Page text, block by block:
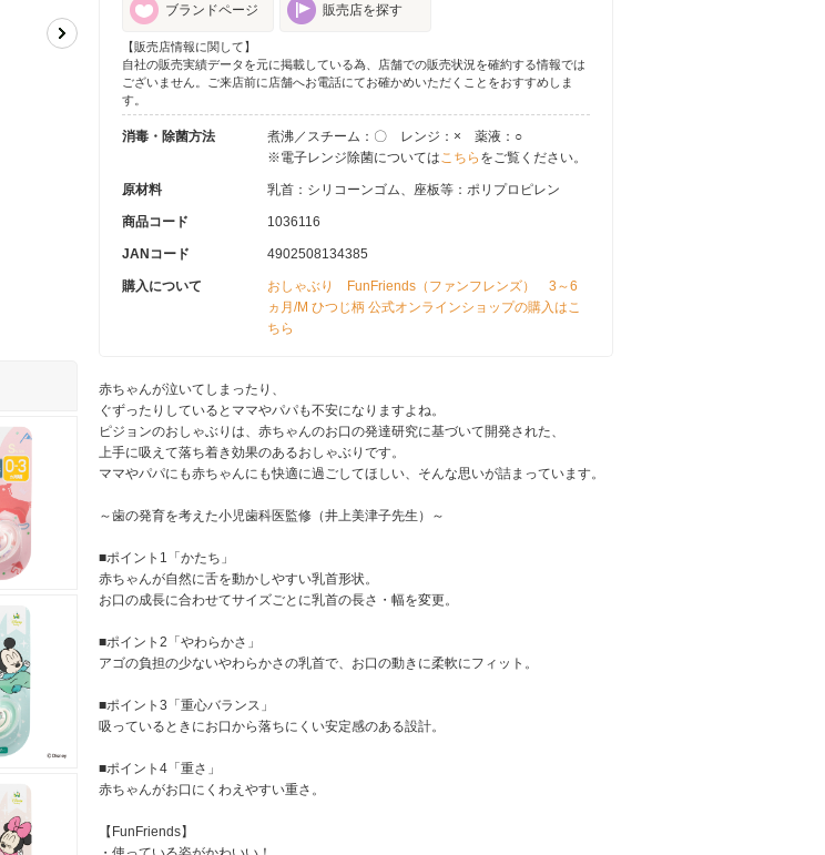
ブランドページ 販売店を探す
【販売店情報に関して】
自社の販売実績データを元に掲載している為、店舗での販売状況を確約する情報では
ございません。ご来店前に店舗へお電話にてお確かめいただくことをおすすめしま
す。
消毒・除菌方法
煮沸／スチーム：〇 レンジ：× 薬液：○
※電子レンジ除菌についてはこちら をご覧ください。
原材料 乳首：シリコーンゴム、座板等：ポリプロピレン
商品コード 1036116
JANコード 4902508134385
購入について
おしゃぶり FunFriends（ファンフレンズ） 3～6
ヵ月/M ひつじ柄 公式オンラインショップの購入はこ
ちら
赤ちゃんが泣いてしまったり、
ぐずったりしているとママやパパも不安になりますよね。
ピジョンのおしゃぶりは、赤ちゃんのお口の発達研究に基づいて開発された、
上手に吸えて落ち着き効果のあるおしゃぶりです。
ママやパパにも赤ちゃんにも快適に過ごしてほしい、そんな思いが詰まっています。
～歯の発育を考えた小児歯科医監修（井上美津子先生）～
■ポイント1「かたち」
赤ちゃんが自然に舌を動かしやすい乳首形状。
お口の成長に合わせてサイズごとに乳首の長さ・幅を変更。
■ポイント2「やわらかさ」
アゴの負担の少ないやわらかさの乳首で、お口の動きに柔軟にフィット。
■ポイント3「重心バランス」
吸っているときにお口から落ちにくい安定感のある設計。
■ポイント4「重さ」
赤ちゃんがお口にくわえやすい重さ。
【FunFriends】